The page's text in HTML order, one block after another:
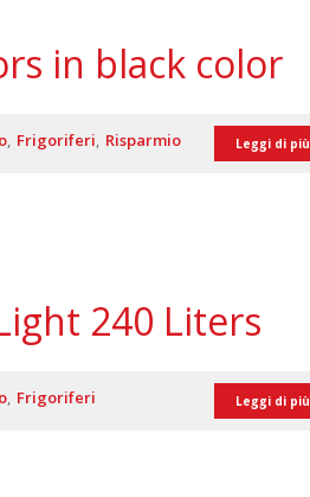
in black color
Leggi di più
Frigoriferi Risparmio
240 Liters
Leggi di più
Frigoriferi